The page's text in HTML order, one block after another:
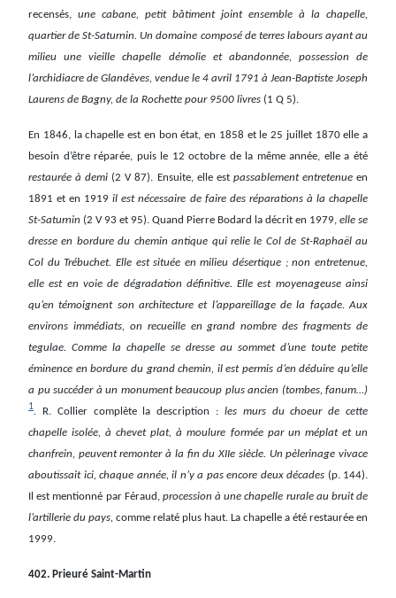
recensés, une cabane, petit bâtiment joint ensemble à la chapelle,
quartier de St-Saturnin. Un domaine composé de terres labours ayant au
milieu une vieille chapelle démolie et abandonnée, possession de
l’archidiacre de Glandèves, vendue le 4 avril 1791 à Jean-Baptiste Joseph
Laurens de Bagny, de la Rochette pour 9500 livres (1 Q 5).
En 1846, la chapelle est en bon état, en 1858 et le 25 juillet 1870 elle a
besoin d’être réparée, puis le 12 octobre de la même année, elle a été
restaurée à demi (2 V 87). Ensuite, elle est passablement entretenueen
1891 et en 1919il est nécessaire de faire des réparations à la chapelle
St-Saturnin (2 V 93 et 95). Quand Pierre Bodard la décrit en 1979, elle se
dresse en bordure du chemin antique qui relie le Col de St-Raphaël au
Col du Trébuchet. Elle est située en milieu désertique ; non entretenue,
elle est en voie de dégradation définitive. Elle est moyenageuse ainsi
qu’en témoignent son architecture et l’appareillage de la façade. Aux
environs immédiats, on recueille en grand nombre des fragments de
tegulae. Comme la chapelle se dresse au sommet d’une toute petite
éminence en bordure du grand chemin, il est permis d’en déduire qu’elle
a pu succéder à un monument beaucoup plus ancien (tombes, fanum…)
1. R. Collier complète la description : les murs du choeur de cette
chapelle isolée, à chevet plat, à moulure formée par un méplat et un
chanfrein, peuvent remonter à la fin du XIIe siècle. Un pèlerinage vivace
aboutissait ici, chaque année, il n’y a pas encore deux décades (p. 144).
Il est mentionné par Féraud, procession à une chapelle rurale au bruit de
l’artillerie du pays, comme relaté plus haut. La chapelle a été restaurée en
1999.
402. Prieuré Saint-Martin